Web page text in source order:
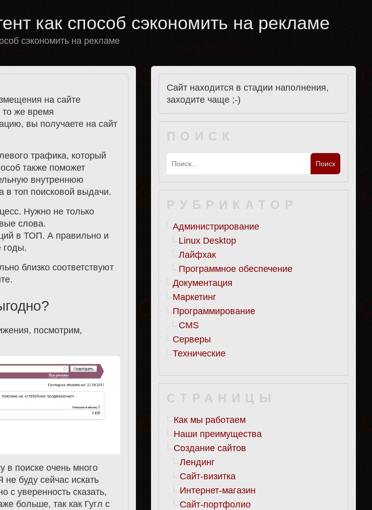
как способ сэкономить на рекламе
сэкономить на рекламе
на сайте
то же время
вы получаете на сайт
трафика, который
также поможет
внутреннюю
в топ поисковой выдачи.
Нужно не только
слова.
в ТОП. А правильно и
годы.
близко соответствуют
посмотрим,
в поиске очень много
не буду сейчас искать
с уверенность сказать,
больше, так как Гугл с
Сайт находится в стадии наполнения,
заходите чаще ;-)
ПОИСК
РУБРИКАТОР
Администрирование
Linux Desktop
Лайфхак
Программное обеспечение
Документация
Маркетинг
Программирование
CMS
Серверы
Технические
СТРАНИЦЫ
Как мы работаем
Наши преимущества
Создание сайтов
Лендинг
Сайт-визитка
Интернет-магазин
Сайт-портфолио